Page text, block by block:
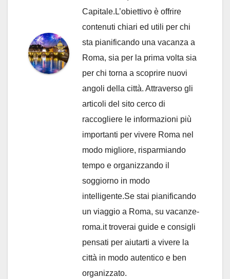
Capitale.L’obiettivo è offrire
contenuti chiari ed utili per chi
sta pianificando una vacanza a
Roma, sia per la prima volta sia
per chi torna a scoprire nuovi
angoli della città. Attraverso gli
articoli del sito cerco di
raccogliere le informazioni più
importanti per vivere Roma nel
modo migliore, risparmiando
tempo e organizzando il
soggiorno in modo
intelligente.Se stai pianificando
un viaggio a Roma, su vacanze-
roma.it troverai guide e consigli
pensati per aiutarti a vivere la
città in modo autentico e ben
organizzato.